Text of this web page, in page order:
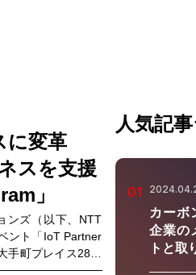
に変革
スを支援
」
ンズ（以下、NTT
ント「IoT Partner
手町プレイス28階
（以下、本プ
人気記
01
カーボ
企業の
トと取